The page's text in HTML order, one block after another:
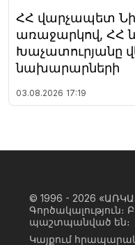
ՀՀ վարչապետ
առաջարկով,
Խաչատուրյանը
նախարարների
03.08.2026 17:19
© 1996 - 2026
Գործակալություն։
պաշտպանված են։
Կայքում